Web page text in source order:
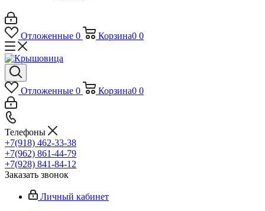
Отложенные 0 Корзина0 0
Отложенные 0 Корзина0 0
Телефоны
+7(918) 462-33-38
+7(962) 861-44-79
+7(928) 841-84-12
Заказать звонок
Личный кабинет